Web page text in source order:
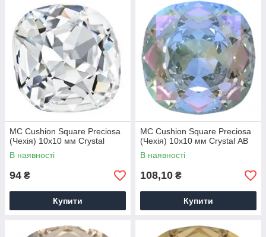
MC Cushion Square Preciosa
(Чехія) 10х10 мм Crystal
В наявності
94 ₴
Купити
MC Cushion Square Preciosa
(Чехія) 10х10 мм Crystal АВ
В наявності
108,10 ₴
Купити